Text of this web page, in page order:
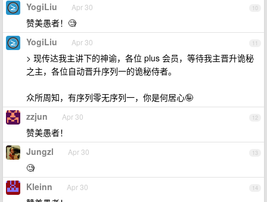
10
YogiLiu Apr 30
赞美愚者！🧐
11
YogiLiu Apr 30
> 现传达我主讲下的神谕，各位 plus 会员，等待我主晋升诡秘
之主，各位自动晋升序列一的诡秘侍者。
众所周知，有序列零无序列一，你是何居心🤪
12
zzjun Apr 30
赞美愚者！
13
Jungzl Apr 30
🧐
14
Kleinn Apr 30